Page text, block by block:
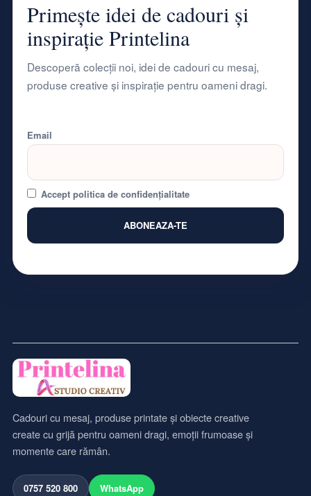
alese
pagina
Primește idei de cadouri și
inspirație Printelina
Descoperă colecții noi, idei de cadouri cu mesaj,
produse creative și inspirație pentru oameni dragi.
Email
Accept politica de confidențialitate
Cadouri cu mesaj, produse printate și obiecte creative
create cu grijă pentru oameni dragi, emoții frumoase și
momente care rămân.
0757 520 800 WhatsApp